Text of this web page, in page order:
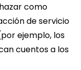
como
de servicio
ejemplo, los
cuentos a los